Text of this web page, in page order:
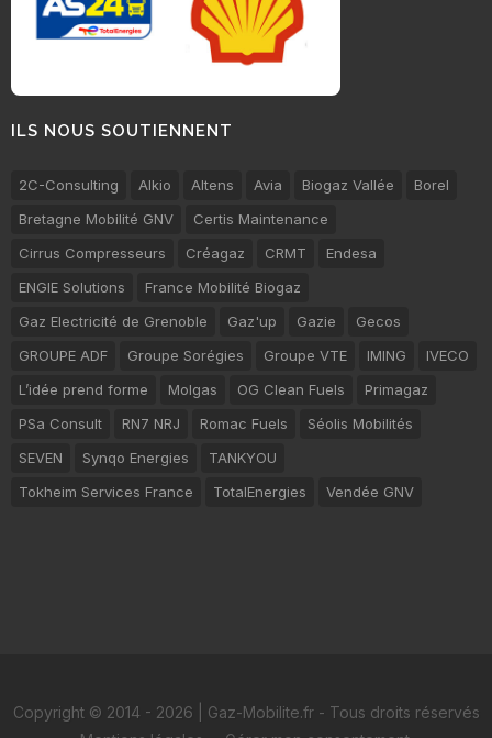
ILS NOUS SOUTIENNENT
2C-Consulting Alkio Altens Avia Biogaz Vallée
Borel
Bretagne Mobilité GNV
Certis Maintenance
Cirrus Compresseurs
Créagaz CRMT
Endesa
ENGIE Solutions
France Mobilité Biogaz
Gaz Electricité de Grenoble
Gaz'up Gazie
Gecos
GROUPE ADF
Groupe Sorégies Groupe VTE IMING
IVECO
L’idée prend forme
Molgas OG Clean Fuels
Primagaz
PSa Consult
RN7 NRJ Romac Fuels
Séolis Mobilités
SEVEN
Synqo Energies
TANKYOU
Tokheim Services France
TotalEnergies Vendée GNV
Copyright © 2014 - 2026 | Gaz-Mobilite.fr - Tous droits réservés